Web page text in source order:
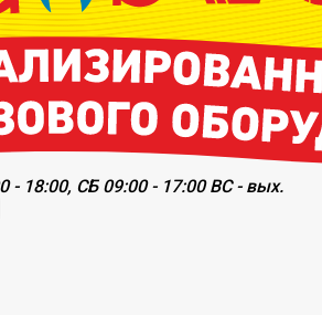
- 18:00, СБ 09:00 - 17:00 ВС - вых.